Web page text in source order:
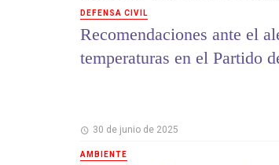
DEFENSA CIVIL
Recomendaciones ante el
temperaturas en el Partido
30 de junio de 2025
AMBIENTE